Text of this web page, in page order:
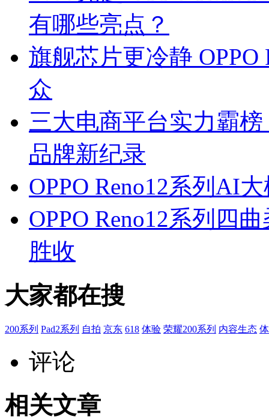
有哪些亮点？
旗舰芯片更冷静 OPPO
众
三大电商平台实力霸
品牌新纪录
OPPO Reno12系列AI
OPPO Reno12系列四
胜收
大家都在搜
200系列 Pad2系列 自拍 京东 618 体验 荣耀200系列 内容生态
评论
相关文章